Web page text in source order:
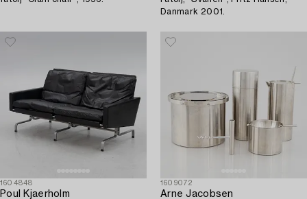
Danmark 2001.
1604848
Poul Kjaerholm
1609072
Arne Jacobsen